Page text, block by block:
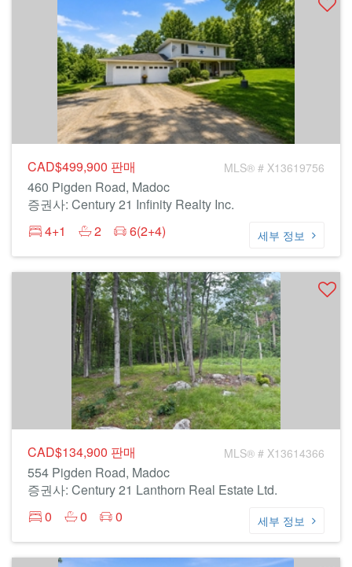
CAD$499,900 판매 MLS® # X13619756
460 Pigden Road, Madoc
증권사: Century 21 Infinity Realty Inc.
4+1
2 6(2+4) 세부 정보
CAD$134,900 판매 MLS® # X13614366
554 Pigden Road, Madoc
증권사: Century 21 Lanthorn Real Estate Ltd.
0
0 0 세부 정보